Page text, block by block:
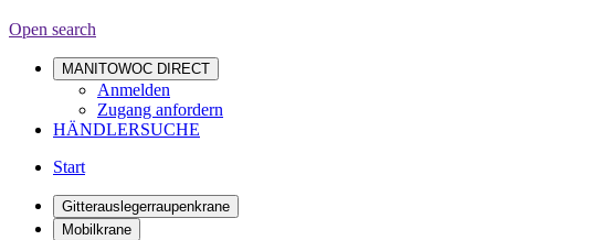
Open search
MANITOWOC DIRECT
Anmelden
Zugang anfordern
HÄNDLERSUCHE
Start
Gitterauslegerraupenkrane
Mobilkrane